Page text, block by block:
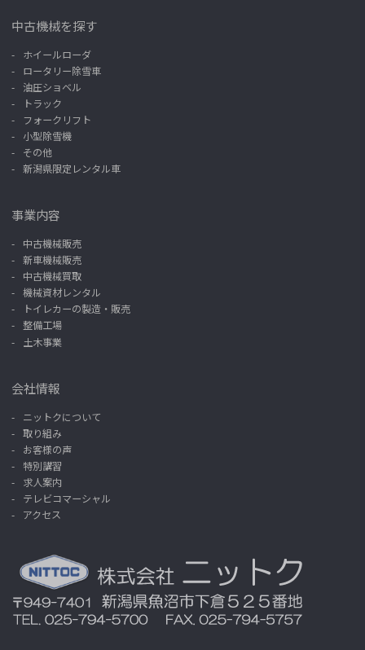
中古機械を探す
ホイールローダ
ロータリー除雪車
油圧ショベル
トラック
フォークリフト
小型除雪機
その他
新潟県限定レンタル車
事業内容
中古機械販売
新車機械販売
中古機械買取
機械資材レンタル
トイレカーの製造・販売
整備工場
土木事業
会社情報
ニットクについて
取り組み
お客様の声
特別講習
求人案内
テレビコマーシャル
アクセス